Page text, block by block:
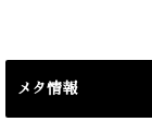
メタ情報